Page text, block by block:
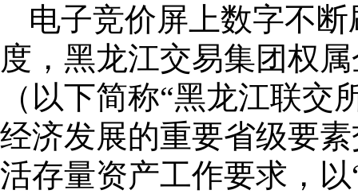
电子竞价屏上数字不
度，黑龙江交易集团权
（以下简称“黑龙江联
经济发展的重要省级要
活存量资产工作要求，